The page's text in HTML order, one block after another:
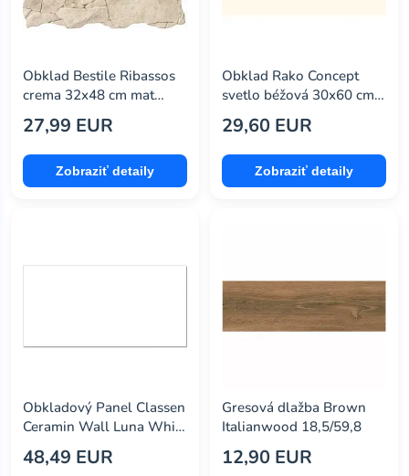
roca(0)
stargres(60)
stn(0)
stn ceramica (0)
vilar albaro(102)
Obklad Bestile Ribassos
crema 32x48 cm mat
RIBASCR
27,99 EUR
Zobraziť detaily
Obklad Rako Concept
svetlo béžová 30x60 cm
mat WAAVK107.1
29,60 EUR
Zobraziť detaily
Obkladový Panel Classen
Ceramin Wall Luna White
40x120 cm mat
CER412LW
48,49 EUR
Gresová dlažba Brown
Italianwood 18,5/59,8
12,90 EUR